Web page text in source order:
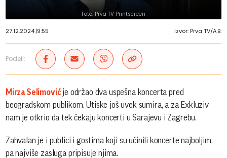
Foto: Prva TV Printscreen
27.12.2024.|9:55 Izvor: Prva TV/A.B.
Podeli:
Mirza Selimovićje održao dva uspešna koncerta pred
beogradskom publikom. Utiske još uvek sumira, a za Exkluziv
nam je otkrio da tek čekaju koncerti u Sarajevu i Zagrebu.
Zahvalan je i publici i gostima koji su učinili koncerte najboljim,
pa najviše zasluga pripisuje njima.